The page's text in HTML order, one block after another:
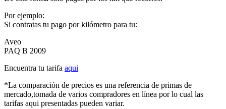
Por ejemplo:
Si contratas tu pago por kilómetro para tu:
Aveo
PAQ B 2009
Encuentra tu tarifa aqui
*La comparación de precios es una referencia de primas de
mercado,tomada de varios compradores en línea por lo cual las
tarifas aqui presentadas pueden variar.